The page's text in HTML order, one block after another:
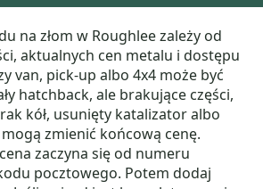
na złom w Roughlee zależy od
aktualnych cen metalu i dostępu
van, pick-up albo 4x4 może być
hatchback, ale brakujące części,
kół, usunięty katalizator albo
zmienić końcową cenę.
zaczyna się od numeru
pocztowego. Potem dodaj